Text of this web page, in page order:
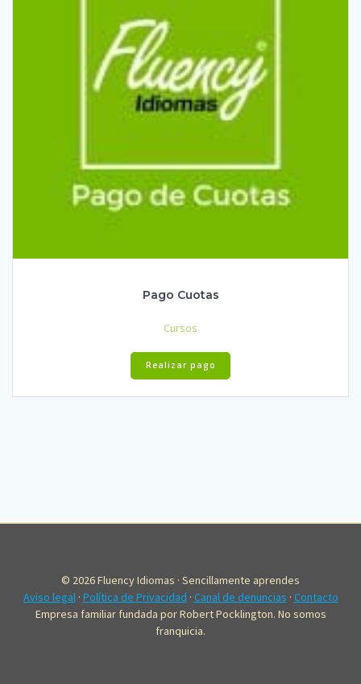
Pago Cuotas
Cursos
Realizar pago
© 2026 Fluency Idiomas · Sencillamente aprendes
Aviso legal· Política de Privacidad · Canal de denuncias · Contacto
Empresa familiar fundada por Robert Pocklington. No somos
franquicia.